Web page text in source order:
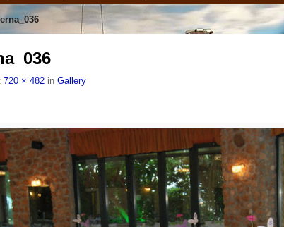
720 × 482in Gallery